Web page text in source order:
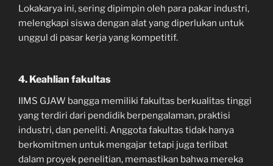
Lokakarya ini, sering dipimpin oleh para pakar industri,
melengkapi siswa dengan alat yang diperlukan untuk
unggul di pasar kerja yang kompetitif.
4. Keahlian fakultas
IIMS GJAW bangga memiliki fakultas berkualitas tinggi
yang terdiri dari pendidik berpengalaman, praktisi
industri, dan peneliti. Anggota fakultas tidak hanya
berkomitmen untuk mengajar tetapi juga terlibat
dalam proyek penelitian, memastikan bahwa mereka